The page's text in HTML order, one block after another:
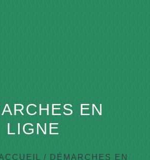
EN
LIGNE
/DÉMARCHES EN